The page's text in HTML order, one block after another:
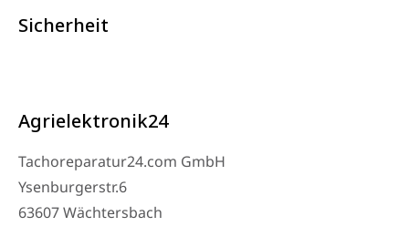
Sicherheit
Agrielektronik24
Tachoreparatur24.com GmbH
Ysenburgerstr.6
63607 Wächtersbach